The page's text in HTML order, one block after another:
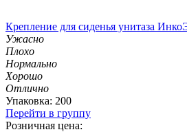
Крепление для сиденья унитаза
Ужасно
Плохо
Нормально
Хорошо
Отлично
Упаковка: 200
Перейти в группу
Розничная цена: